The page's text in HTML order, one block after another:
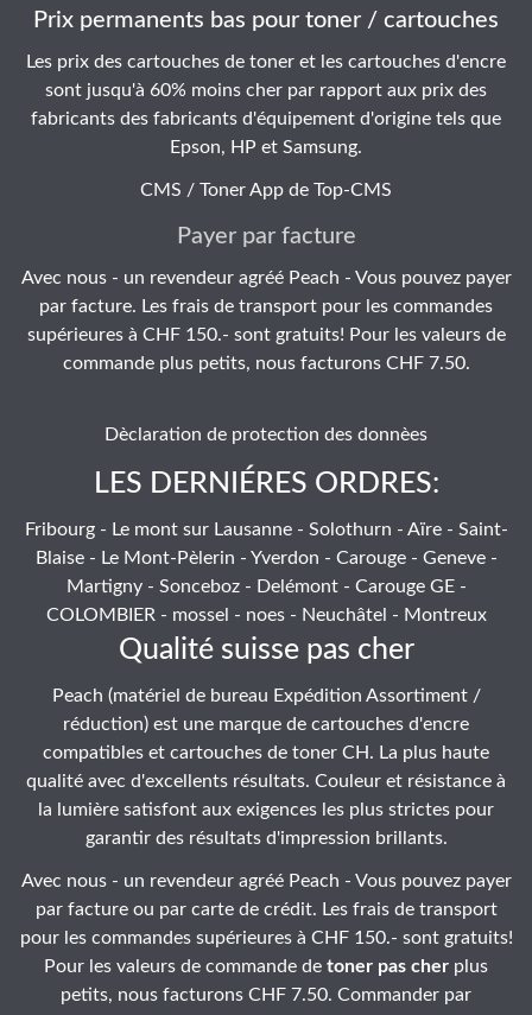
Prix permanents bas pour toner / cartouches
Les prix des cartouches de toner et les cartouches d'encre
sont jusqu'à 60% moins cher par rapport aux prix des
fabricants des fabricants d'équipement d'origine tels que
Epson, HP et Samsung.
CMS / Toner App de Top-CMS
Payer par facture
Avec nous - un revendeur agréé Peach - Vous pouvez payer
par facture. Les frais de transport pour les commandes
supérieures à CHF 150.- sont gratuits! Pour les valeurs de
commande plus petits, nous facturons CHF 7.50.
Dèclaration de protection des donnèes
LES DERNIÉRES ORDRES:
Fribourg - Le mont sur Lausanne - Solothurn - Aïre - Saint-
Blaise - Le Mont-Pèlerin - Yverdon - Carouge - Geneve -
Martigny - Sonceboz - Delémont - Carouge GE -
COLOMBIER - mossel - noes - Neuchâtel - Montreux
Qualité suisse pas cher
Peach (matériel de bureau Expédition Assortiment /
réduction) est une marque de cartouches d'encre
compatibles et cartouches de toner CH. La plus haute
qualité avec d'excellents résultats. Couleur et résistance à
la lumière satisfont aux exigences les plus strictes pour
garantir des résultats d'impression brillants.
Avec nous - un revendeur agréé Peach - Vous pouvez payer
par facture ou par carte de crédit. Les frais de transport
pour les commandes supérieures à CHF 150.- sont gratuits!
Pour les valeurs de commande de toner pas cher plus
petits, nous facturons CHF 7.50. Commander par